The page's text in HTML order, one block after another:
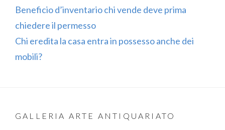
Beneficio d’inventario chi vende deve prima
chiedere il permesso
Chi eredita la casa entra in possesso anche dei
mobili?
GALLERIA ARTE ANTIQUARIATO